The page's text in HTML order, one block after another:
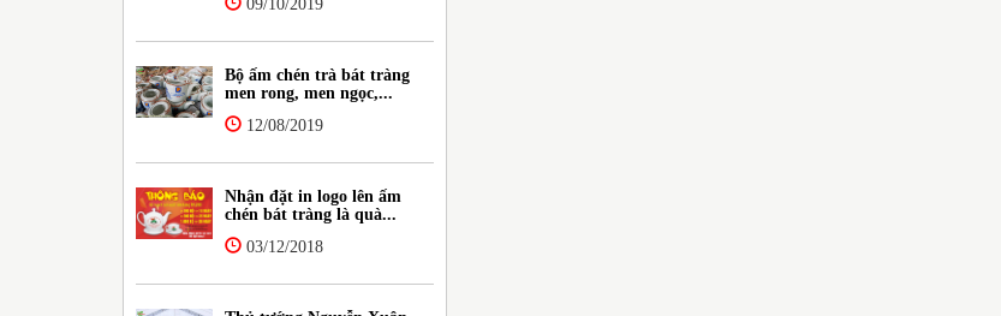
09/10/2019
Bộ ấm chén trà bát tràng
men rong, men ngọc,...
12/08/2019
Nhận đặt in logo lên ấm
chén bát tràng là quà...
03/12/2018